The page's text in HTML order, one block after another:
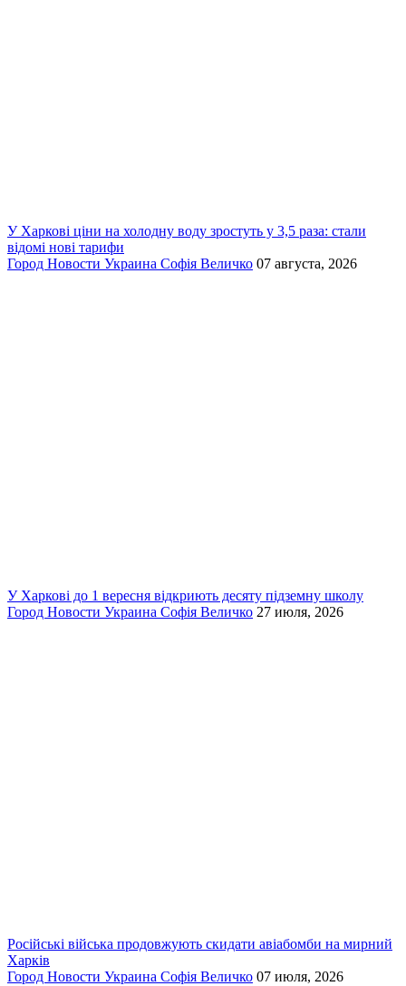
У Харкові ціни на холодну воду зростуть у 3,5 раза: стали
відомі нові тарифи
Город Новости Украина Софія Величко 07 августа, 2026
У Харкові до 1 вересня відкриють десяту підземну школу
Город Новости Украина Софія Величко 27 июля, 2026
Російські війська продовжують скидати авіабомби на мирний
Харків
Город Новости Украина Софія Величко 07 июля, 2026